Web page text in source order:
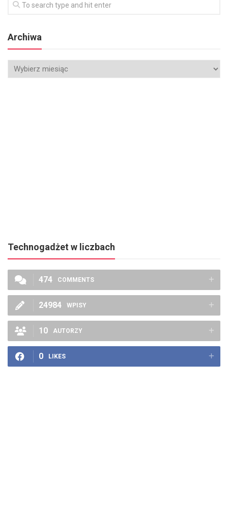
Archiwa
Technogadżet w liczbach
474 COMMENTS
24984 WPISY
10 AUTORZY
0 LIKES